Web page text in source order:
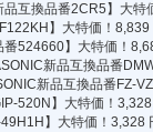
品互換品番2CR5】大特
】大特価！8,839
番524660】大特価！
新品互換品番
新品互換品番FZ-
520N】大特価！
49H1H】大特価！3,328